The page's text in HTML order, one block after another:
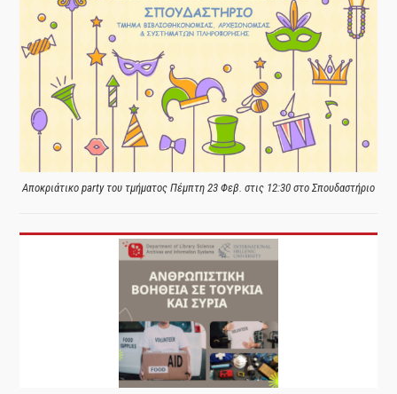
Αποκριάτικο party του τμήματος Πέμπτη 23 Φεβ. στις 12:30 στο Σπουδαστήριο